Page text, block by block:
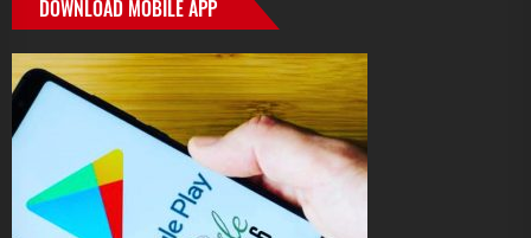
DOWNLOAD MOBILE APP